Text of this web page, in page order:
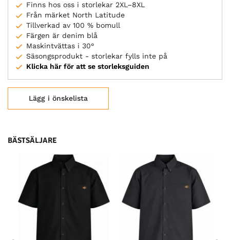
Finns hos oss i storlekar 2XL–8XL
Från märket North Latitude
Tillverkad av 100 % bomull
Färgen är denim blå
Maskintvättas i 30°
Säsongsprodukt - storlekar fylls inte på
Klicka här för att se storleksguiden
Lägg i önskelista
BÄSTSÄLJARE